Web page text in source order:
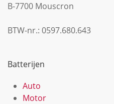
B-7700 Mouscron
BTW-nr.: 0597.680.643
Batterijen
Auto
Motor